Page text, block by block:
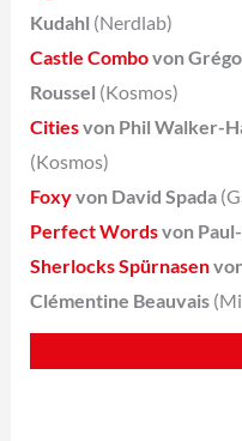
Kudahl (Nerdlab)
Castle Combovon
Roussel (Kosmos)
Citiesvon Phil Walker-
(Kosmos)
Foxyvon David Spada
Perfect Wordsvon
Sherlocks Spürnasen
Clémentine Beauvais